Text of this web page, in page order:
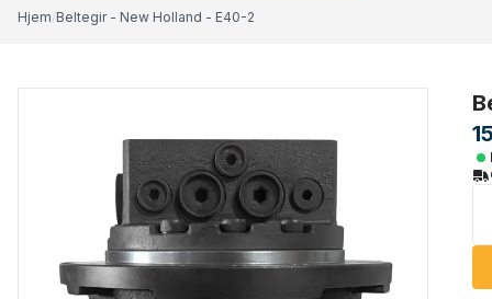
Hjem/Beltegir - New Holland - E40-2